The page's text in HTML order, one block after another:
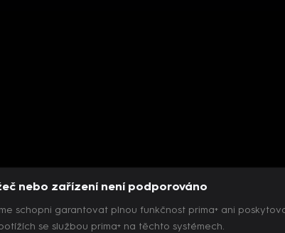
nebo zařízení není podporováno
schopni garantovat plnou funkčnost prima+ ani
se službou prima+ na těchto systémech.